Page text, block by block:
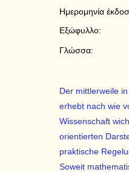
Ημερομηνία
Εξώφυλλο:
Γλώσσα:
Der mittlerweile
erhebt nach wie
Wissenschaft
orientierten
praktische
Soweit